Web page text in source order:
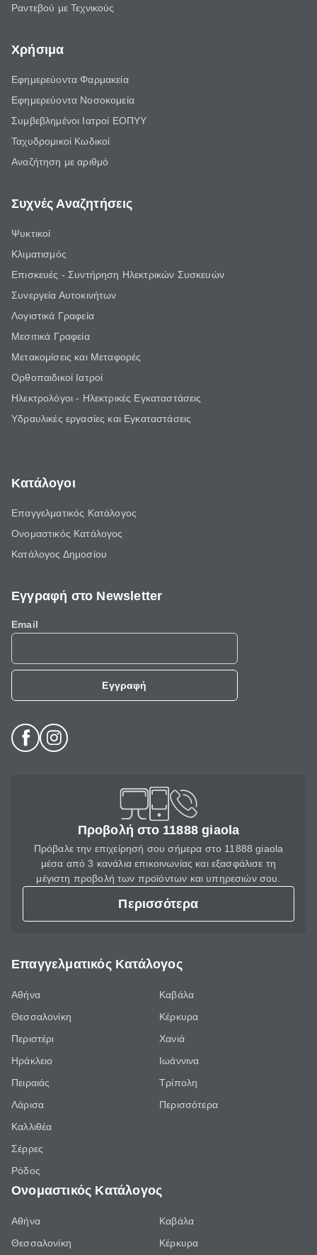
Ραντεβού με Τεχνικούς
Χρήσιμα
Εφημερεύοντα Φαρμακεία
Εφημερεύοντα Νοσοκομεία
Συμβεβλημένοι Ιατροί ΕΟΠΥΥ
Ταχυδρομικοί Κωδικοί
Αναζήτηση με αριθμό
Συχνές Αναζητήσεις
Ψυκτικοί
Κλιματισμός
Επισκευές - Συντήρηση Ηλεκτρικών Συσκευών
Συνεργεία Αυτοκινήτων
Λογιστικά Γραφεία
Μεσιτικά Γραφεία
Μετακομίσεις και Μεταφορές
Ορθοπαιδικοί Ιατροί
Ηλεκτρολόγοι - Ηλεκτρικές Εγκαταστάσεις
Υδραυλικές εργασίες και Εγκαταστάσεις
Κατάλογοι
Επαγγελματικός Κατάλογος
Ονομαστικός Κατάλογος
Κατάλογος Δημοσίου
Εγγραφή στο Newsletter
Email
Εγγραφή
Προβολή στο 11888 giaola
Πρόβαλε την επιχείρησή σου σήμερα στο 11888 giaola
μέσα από 3 κανάλια επικοινωνίας και εξασφάλισε τη
μέγιστη προβολή των προϊόντων και υπηρεσιών σου.
Περισσότερα
Επαγγελματικός Κατάλογος
Αθήνα
Θεσσαλονίκη
Περιστέρι
Ηράκλειο
Πειραιάς
Λάρισα
Καλλιθέα
Σέρρες
Ρόδος
Καβάλα
Κέρκυρα
Χανιά
Ιωάννινα
Τρίπολη
Περισσότερα
Ονομαστικός Κατάλογος
Αθήνα
Θεσσαλονίκη
Καβάλα
Κέρκυρα